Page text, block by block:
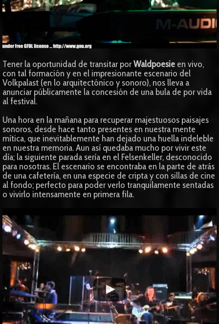
Tener la oportunidad de transitar porWaldpoesie en vivo,
con tal formación y en el impresionante escenario del
Volkpalast (en lo arquitectónico y sonoro), nos lleva a
anunciar públicamente la concesión de una bula de por vida
al festival.
Una hora en la mañana para recuperar majestuosos paisajes
sonoros, desde hace tanto presentes en nuestra mente
mítica, que inevitablemente han dejado una huella indeleble
en nuestra memoria. Aun así quedaba mucho por vivir este
día; la siguiente parada sería en el Felsenkeller, desconocido
para nosotras. El escenario se encontraba en la parte de atrás
de una cafetería, en una especie de cripta y con sillas de cine
al fondo; perfecto para poder verlo tranquilamente sentadas
o vivirlo intensamente en primera fila.